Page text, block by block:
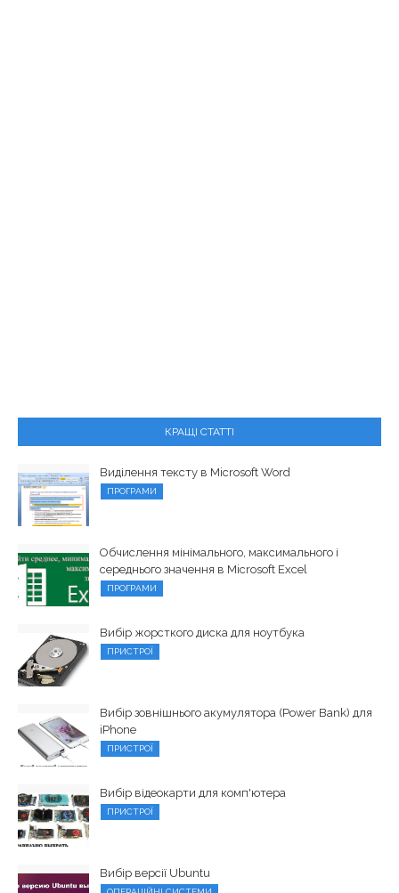
КРАЩІ СТАТТІ
Виділення тексту в Microsoft Word
ПРОГРАМИ
Обчислення мінімального, максимального і
середнього значення в Microsoft Excel
ПРОГРАМИ
Вибір жорсткого диска для ноутбука
ПРИСТРОЇ
Вибір зовнішнього акумулятора (Power Bank) для
iPhone
ПРИСТРОЇ
Вибір відеокарти для комп'ютера
ПРИСТРОЇ
Вибір версії Ubuntu